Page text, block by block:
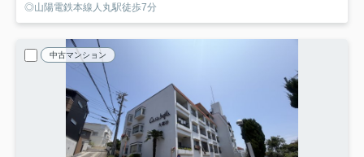
◎山陽電鉄本線人丸駅徒歩7分
中古マンション